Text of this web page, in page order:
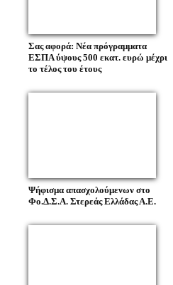
Σας αφορά: Νέα πρόγραμματα
ΕΣΠΑ ύψους 500 εκατ. ευρώ μέχρι
το τέλος του έτους
Ψήφισμα απασχολούμενων στο
Φο.Δ.Σ.Α. Στερεάς Ελλάδας Α.Ε.